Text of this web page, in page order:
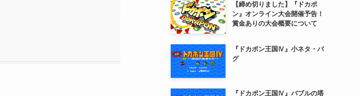
【締め切りました】『ドカポ
ン』オンライン大会開催予告！
賞金ありの大会概要について
『ドカポン王国Ⅳ』小ネタ・バ
グ
『ドカポン王国Ⅳ』バブルの塔